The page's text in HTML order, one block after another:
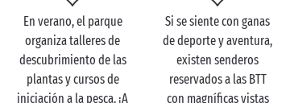
¿Tiene previsto alojarse en un camping cerca del
Parque Natural Regional de Narbonnaise en el
Mediterráneo con su querida
familia? Este
gigantesco parque natural le espera con un sinfín de
actividades familiares:senderismo por caminos de
En verano, el parque
organiza talleres de
descubrimiento de las
plantas y cursos de
iniciación a la pesca. ¡A
Si se siente con ganas
de deporte y aventura,
existen senderos
reservados a las BTT
con magníficas vistas